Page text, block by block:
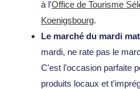
à l'Office de Tourisme
Koenigsbourg.
Le marché du mardi
mardi, ne rate pas le
C'est l'occasion parfaite
produits locaux et